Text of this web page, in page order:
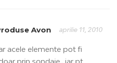
Avon aprilie 11, 2010
acele elemente pot fi
prin sondaje.. iar pt